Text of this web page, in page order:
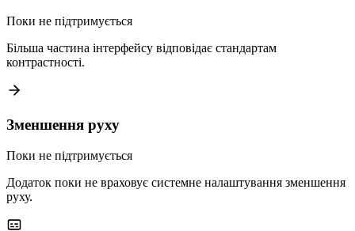
Поки не підтримується
Більша частина інтерфейсу відповідає стандартам
контрастності.
Зменшення руху
Поки не підтримується
Додаток поки не враховує системне налаштування зменшення
руху.